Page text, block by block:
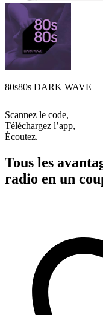
80s80s DARK WAVE
Scannez le code,
Téléchargez l’app,
Écoutez.
Tous les
radio en un